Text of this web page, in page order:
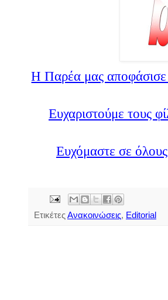
Η Παρέα μας αποφάσισε
Ευχαριστούμε τους
Ευχόμαστε σε
ΕτικέτεςΑνακοινώσεις, Editorial